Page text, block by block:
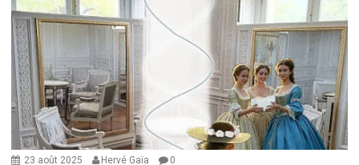
23 août 2025 Hervé Gaïa 0